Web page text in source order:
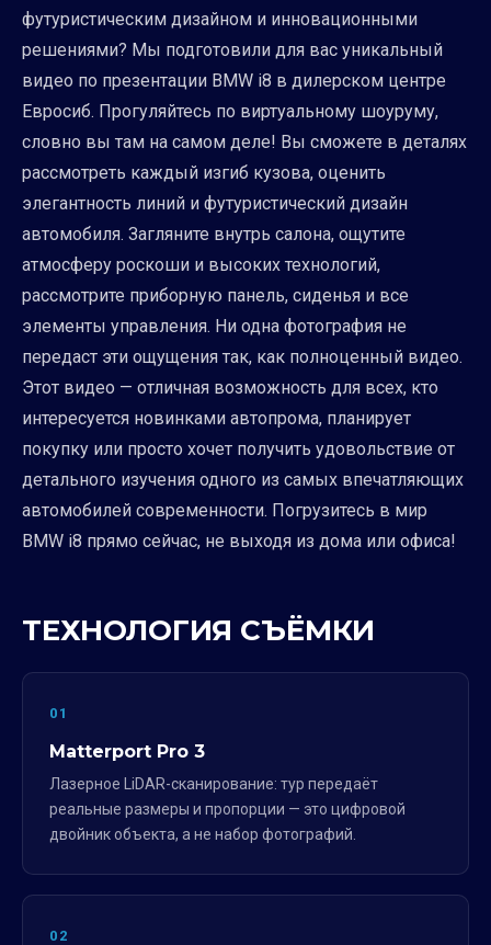
футуристическим дизайном и инновационными
решениями? Мы подготовили для вас уникальный
видео по презентации BMW i8 в дилерском центре
Евросиб. Прогуляйтесь по виртуальному шоуруму,
словно вы там на самом деле! Вы сможете в деталях
рассмотреть каждый изгиб кузова, оценить
элегантность линий и футуристический дизайн
автомобиля. Загляните внутрь салона, ощутите
атмосферу роскоши и высоких технологий,
рассмотрите приборную панель, сиденья и все
элементы управления. Ни одна фотография не
передаст эти ощущения так, как полноценный видео.
Этот видео — отличная возможность для всех, кто
интересуется новинками автопрома, планирует
покупку или просто хочет получить удовольствие от
детального изучения одного из самых впечатляющих
автомобилей современности. Погрузитесь в мир
BMW i8 прямо сейчас, не выходя из дома или офиса!
ТЕХНОЛОГИЯ СЪЁМКИ
01
Matterport Pro 3
Лазерное LiDAR-сканирование: тур передаёт
реальные размеры и пропорции — это цифровой
двойник объекта, а не набор фотографий.
02